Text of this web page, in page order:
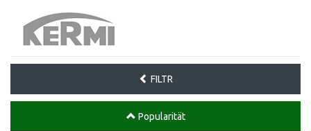
FILTR
Popularität